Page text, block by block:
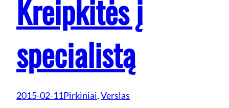
Kreipkitės į
specialistą
2015-02-11Pirkiniai, Verslas